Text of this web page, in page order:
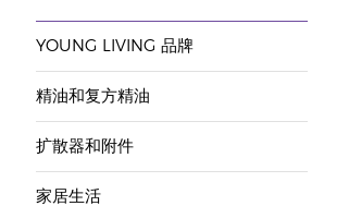
YOUNG LIVING 品牌
精油和复方精油
扩散器和附件
家居生活